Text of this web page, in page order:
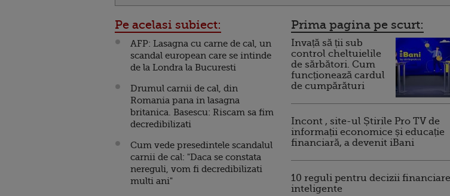
Pe acelasi subiect:
AFP: Lasagna cu carne de cal, un
scandal european care se intinde
de la Londra la Bucuresti
Drumul carnii de cal, din
Romania pana in lasagna
britanica. Basescu: Riscam sa fim
decredibilizati
Cum vede presedintele scandalul
carnii de cal: "Daca se constata
nereguli, vom fi decredibilizati
multi ani"
Prima pagina pe scurt:
Invață să ții sub
control cheltuielile
de sărbători. Cum
funcționează cardul
de cumpărături
Incont , site-ul Știrile Pro TV de
informații economice și educație
financiară, a devenit iBani
10 reguli pentru decizii financiare
inteligente